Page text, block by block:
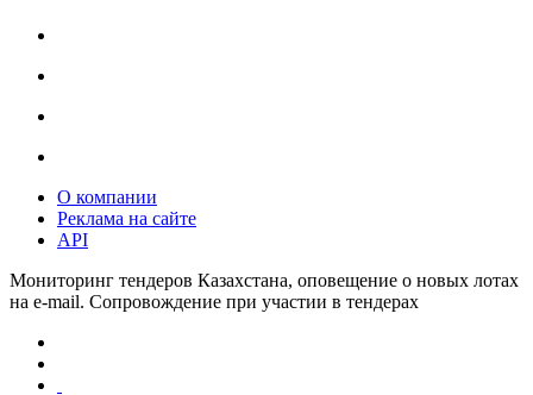
О компании
Реклама на сайте
API
Мониторинг тендеров Казахстана, оповещение о новых лотах
на e-mail. Сопровождение при участии в тендерах